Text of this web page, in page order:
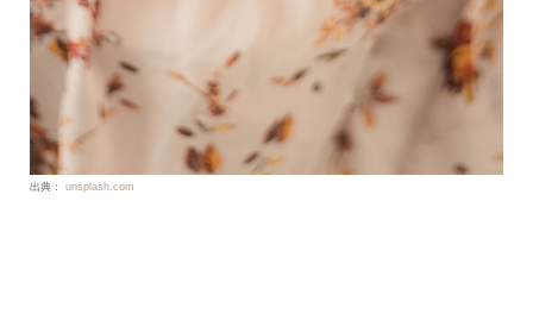
出典： unsplash.com